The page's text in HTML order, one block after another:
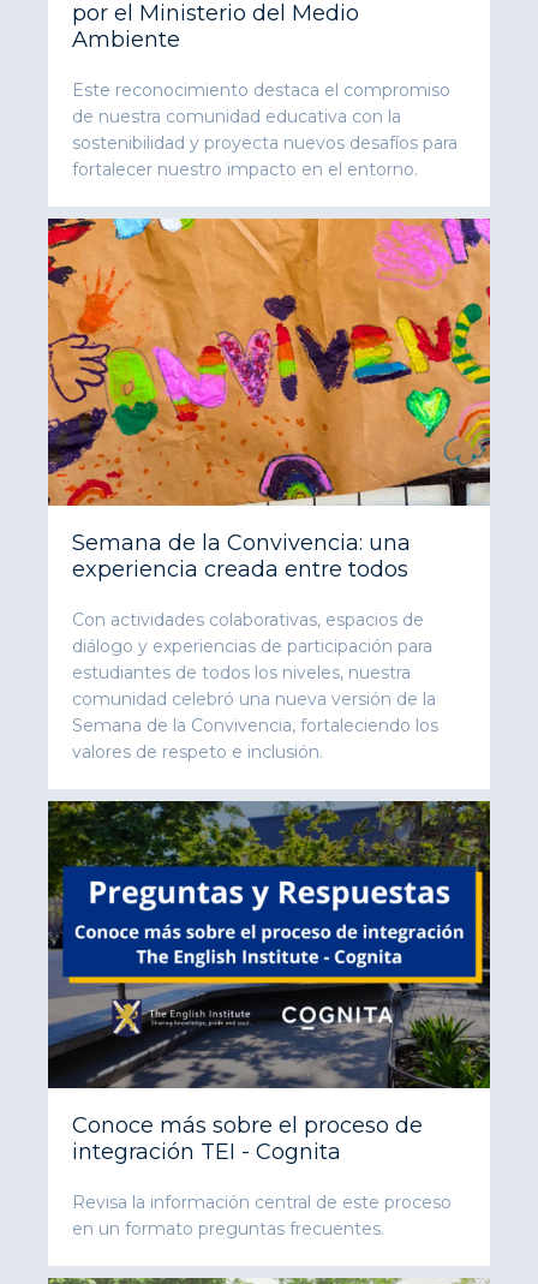
por el Ministerio del Medio
Ambiente
Este reconocimiento destaca el compromiso
de nuestra comunidad educativa con la
sostenibilidad y proyecta nuevos desafíos para
fortalecer nuestro impacto en el entorno.
Semana de la Convivencia: una
experiencia creada entre todos
Con actividades colaborativas, espacios de
diálogo y experiencias de participación para
estudiantes de todos los niveles, nuestra
comunidad celebró una nueva versión de la
Semana de la Convivencia, fortaleciendo los
valores de respeto e inclusión.
Conoce más sobre el proceso de
integración TEI - Cognita
Revisa la información central de este proceso
en un formato preguntas frecuentes.